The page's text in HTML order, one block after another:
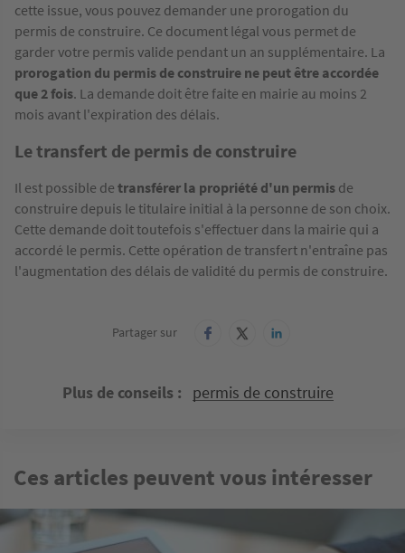
cette issue, vous pouvez demander une prorogation du
permis de construire. Ce document légal vous permet de
garder votre permis valide pendant un an supplémentaire. La
prorogation du permis de construire ne peut être accordée
que 2 fois. La demande doit être faite en mairie au moins 2
mois avant l'expiration des délais.
Le transfert de permis de construire
Il est possible de transférer la propriété d'un permis de
construire depuis le titulaire initial à la personne de son choix.
Cette demande doit toutefois s'effectuer dans la mairie qui a
accordé le permis. Cette opération de transfert n'entraîne pas
l'augmentation des délais de validité du permis de construire.
Partager sur
Plus de conseils permis de construire
Ces articles peuvent vous intéresser
Image